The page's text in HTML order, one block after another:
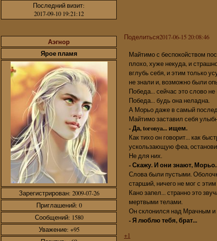
Последний визит:
2017-09-10 19:21:12
Поделиться2017-06-15 20:08:46
Аэгнор
Ярое пламя
Зарегистрирован: 2009-07-26
Приглашений: 0
Сообщений: 1580
Уважение: +95
Майтимо с беспокойством
плохо, хуже некуда, и
вглубь себя, и этим только
не знали и, возможно были
Победа... сейчас это слово
Победа... будь она неладна.
А Морьо даже в самый
Майтимо заставил себя
- Да, toronya... ищем.
Как тихо он говорит... как
ускользающую феа,
Не для них.
- Скажу. И они знают,
Слова были пустыми.
старший, ничего не мог с
Кано запел... странно это
мертвыми телами.
Он склонился над Мрачным и
- Я люблю тебя, брат...
+1